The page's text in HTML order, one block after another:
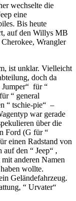
wechselte die
eine
Bis heute
auf den Willys MB
Wrangler
ist unklar. Vielleicht
doch da
für “
“ general
“ tschie-pie“ –
war gerade
über die
Ford (G für “
einen Radstand von
den “ Jeep“ ,
anderen Namen
wollte.
Geländefahrzeug.
“ Urvater“